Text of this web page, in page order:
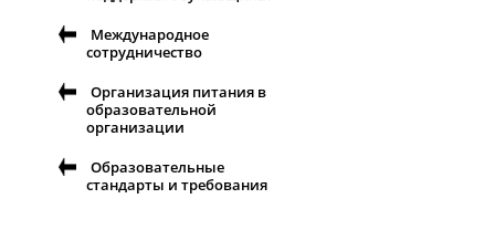
Международное
сотрудничество
Организация питания в
образовательной
организации
Образовательные
стандарты и требования